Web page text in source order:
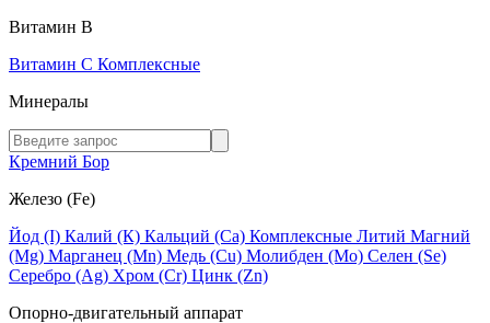
Витамин В
Витамин C Комплексные
Минералы
Кремний Бор
Железо (Fe)
Йод (I) Калий (К) Кальций (Са) Комплексные Литий Магний
(Mg) Марганец (Mn) Медь (Сu) Молибден (Мо) Селен (Se)
Серебро (Ag) Хром (Cr) Цинк (Zn)
Опорно-двигательный аппарат